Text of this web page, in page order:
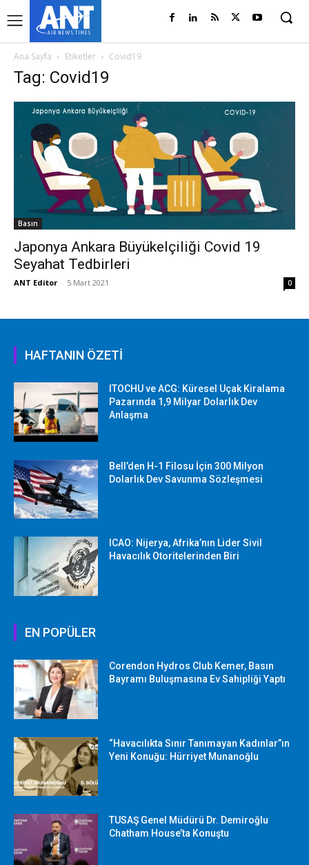
Ana Sayfa Etiketler Covid19
Tag: Covid19
Basın
Japonya Ankara Büyükelçiliği Covid 19
Seyahat Tedbirleri
ANT Editor - 5 Mart 2021 0
HAFTANIN ÖZETİ
ITOCHU ve ACG: Küresel Uçak Kiralama
Pazarında 1,9 Milyar Dolarlık Dev
Anlaşma
Bell’den H-1 Filosu İçin 300 Milyon
Dolarlık Dev Savunma Sözleşmesi
ICAO: Nijerya, Afrika’nın Lider Sivil
Havacılık Otoritelerinden Biri
EN POPÜLER
Corendon Hydros Club Kemer, Basın
Bayramı Buluşmasına Ev Sahipliği Yaptı
“Havacılıkta Sınır Tanımayan Kadınlar”ın
Yeni Konuğu: Hürriyet Munanoğlu
TUSAŞ Genel Müdürü Dr. Demiroğlu
Chatham House’ta Konuştu